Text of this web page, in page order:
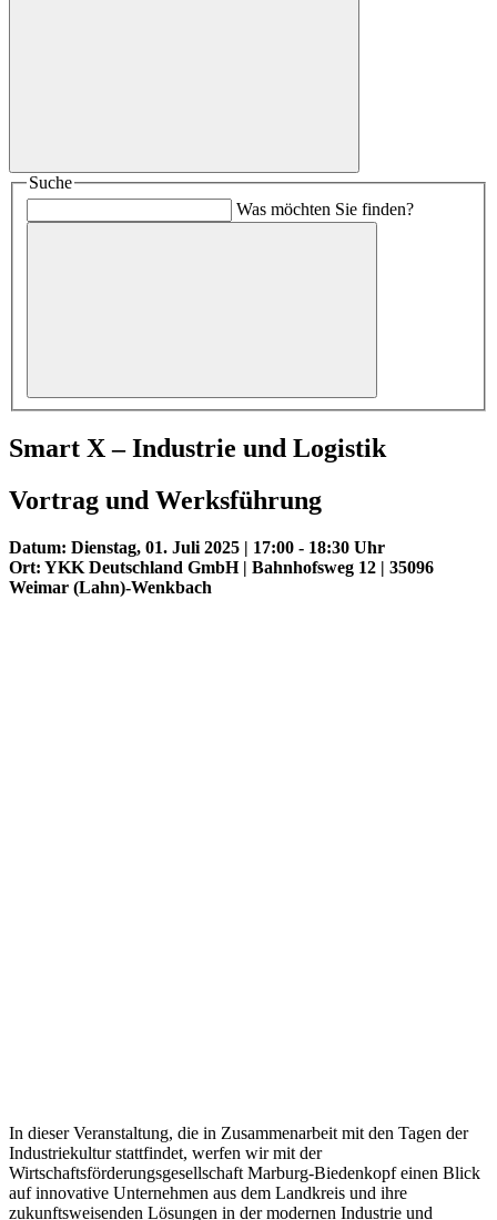
Suche
Was möchten Sie finden?
Smart X – Industrie und Logistik
Vortrag und Werksführung
Datum: Dienstag, 01. Juli 2025 | 17:00 - 18:30 Uhr
Ort: YKK Deutschland GmbH | Bahnhofsweg 12 | 35096
Weimar (Lahn)-Wenkbach
In dieser Veranstaltung, die in Zusammenarbeit mit den Tagen der
Industriekultur stattfindet, werfen wir mit der
Wirtschaftsförderungsgesellschaft Marburg-Biedenkopf einen Blick
auf innovative Unternehmen aus dem Landkreis und ihre
zukunftsweisenden Lösungen in der modernen Industrie und